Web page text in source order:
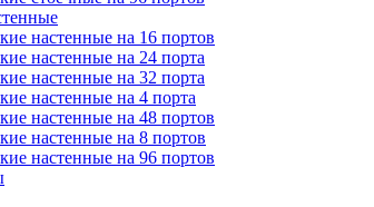
настенные на 16 портов
настенные на 24 порта
настенные на 32 порта
настенные на 4 порта
настенные на 48 портов
настенные на 8 портов
настенные на 96 портов